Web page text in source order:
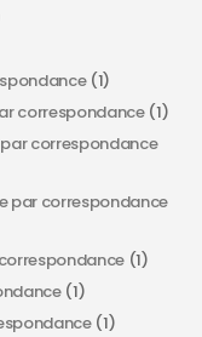
(1)
correspondance(1)
correspondance
par correspondance
(1)
(1)
(1)